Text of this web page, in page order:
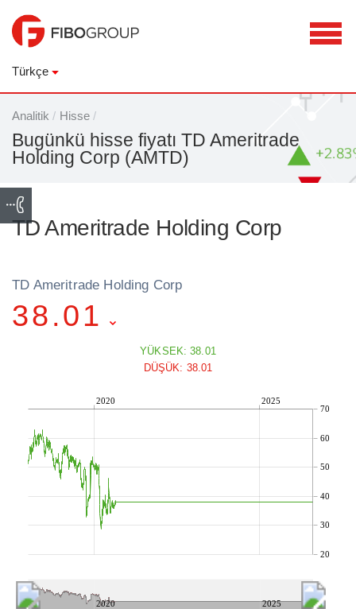
Türkçe
Analitik / Hisse /
Bugünkü hisse fiyatı TD Ameritrade
Holding Corp (AMTD)
TD Ameritrade Holding Corp
TD Ameritrade Holding Corp
38.01
YÜKSEK: 38.01
DÜŞÜK: 38.01
2020 2025
20
30
40
50
60
70
2020 2025